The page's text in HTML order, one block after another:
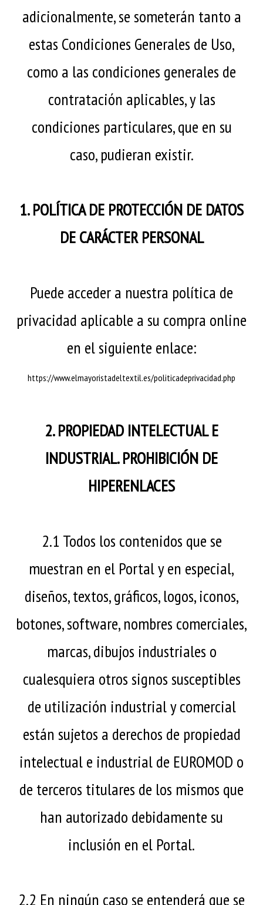
adicionalmente, se someterán tanto a
estas Condiciones Generales de Uso,
como a las condiciones generales de
contratación aplicables, y las
condiciones particulares, que en su
caso, pudieran existir.
1. POLÍTICA DE PROTECCIÓN DE DATOS
DE CARÁCTER PERSONAL
Puede acceder a nuestra política de
privacidad aplicable a su compra online
en el siguiente enlace:
https://www.elmayoristadeltextil.es/politicadeprivacidad.php
2. PROPIEDAD INTELECTUAL E
INDUSTRIAL. PROHIBICIÓN DE
HIPERENLACES
2.1 Todos los contenidos que se
muestran en el Portal y en especial,
diseños, textos, gráficos, logos, iconos,
botones, software, nombres comerciales,
marcas, dibujos industriales o
cualesquiera otros signos susceptibles
de utilización industrial y comercial
están sujetos a derechos de propiedad
intelectual e industrial de EUROMOD o
de terceros titulares de los mismos que
han autorizado debidamente su
inclusión en el Portal.
2.2 En ningún caso se entenderá que se